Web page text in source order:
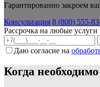
Гарантированно закроем
Консультация 8 (800) 555-
Рассрочка на любые
Даю согласие на
Когда